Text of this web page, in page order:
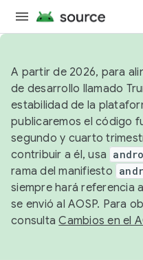
A partir de 2026, para
de desarrollo llamado
estabilidad de la
publicaremos el código
segundo y cuarto
contribuir a él, usa
rama del manifiesto
siempre hará referencia
se envió al AOSP. Para
consultaCambios en el